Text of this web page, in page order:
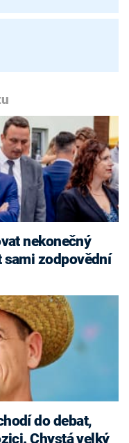
sami zodpovědní
do debat,
Chystá velký